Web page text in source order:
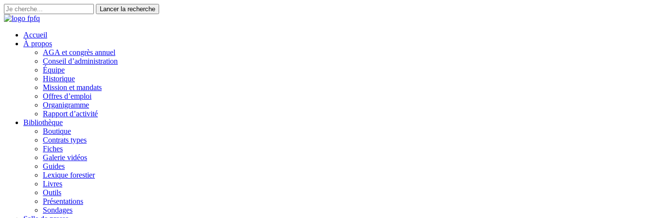
Accueil
À propos
AGA et congrès annuel
Conseil d’administration
Équipe
Historique
Mission et mandats
Offres d’emploi
Organigramme
Rapport d’activité
Bibliothèque
Boutique
Contrats types
Fiches
Galerie vidéos
Guides
Lexique forestier
Livres
Outils
Présentations
Sondages